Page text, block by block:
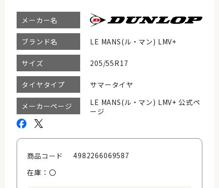
メーカー名
ブランド名 LE MANS(ル・マン) LMV+
サイズ 205/55R17
タイヤタイプ サマータイヤ
メーカーページ
LE MANS(ル・マン) LMV+ 公式ペ
ージ
商品コード
4982266069587
在庫：〇